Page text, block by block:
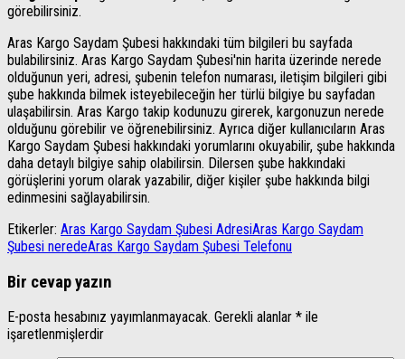
görebilirsiniz.
Aras Kargo Saydam Şubesi hakkındaki tüm bilgileri bu sayfada
bulabilirsiniz. Aras Kargo Saydam Şubesi'nin harita üzerinde nerede
olduğunun yeri, adresi, şubenin telefon numarası, iletişim bilgileri gibi
şube hakkında bilmek isteyebileceğin her türlü bilgiye bu sayfadan
ulaşabilirsin. Aras Kargo takip kodunuzu girerek, kargonuzun nerede
olduğunu görebilir ve öğrenebilirsiniz. Ayrıca diğer kullanıcıların Aras
Kargo Saydam Şubesi hakkındaki yorumlarını okuyabilir, şube hakkında
daha detaylı bilgiye sahip olabilirsin. Dilersen şube hakkındaki
görüşlerini yorum olarak yazabilir, diğer kişiler şube hakkında bilgi
edinmesini sağlayabilirsin.
Etikerler: Aras Kargo Saydam Şubesi AdresiAras Kargo Saydam
Şubesi neredeAras Kargo Saydam Şubesi Telefonu
Bir cevap yazın
E-posta hesabınız yayımlanmayacak. Gerekli alanlar * ile
işaretlenmişlerdir